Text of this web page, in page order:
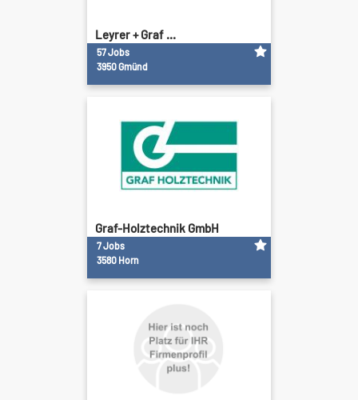
Leyrer + Graf ...
57 Jobs
3950 Gmünd
Graf-Holztechnik GmbH
7 Jobs
3580 Horn